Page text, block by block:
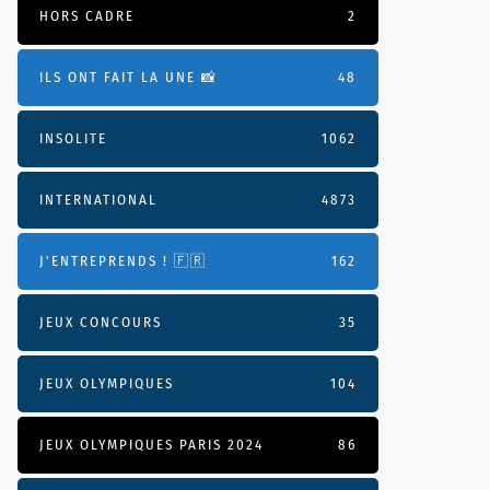
HORS CADRE 2
ILS ONT FAIT LA UNE 📸 48
INSOLITE 1062
INTERNATIONAL 4873
J'ENTREPRENDS ! 🇫🇷 162
JEUX CONCOURS 35
JEUX OLYMPIQUES 104
JEUX OLYMPIQUES PARIS 2024 86